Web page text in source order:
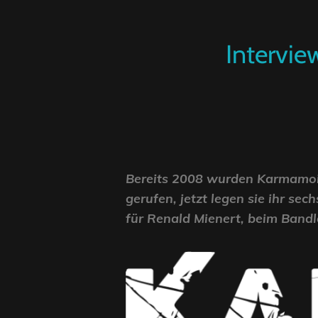
Bereits 2008 wurden
gerufen, jetzt legen sie ihr
für Renald Mienert, beim